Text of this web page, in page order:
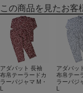
この商品を見たお客
アダバット 長袖
布帛テーラードカ
ラーパジャマ M・
L
アダバッ
布帛テー
ラーパジ
L